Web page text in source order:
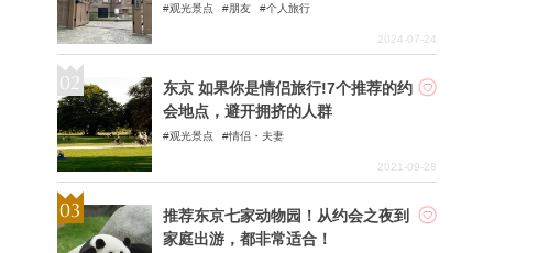
观光景点 朋友 个人旅行
2024-07-24
东京 如果你是情侣旅行!7个推荐的约
会地点，避开拥挤的人群
观光景点 情侣・夫妻
2021-09-28
推荐东京七家动物园！从约会之夜到
家庭出游，都非常适合！